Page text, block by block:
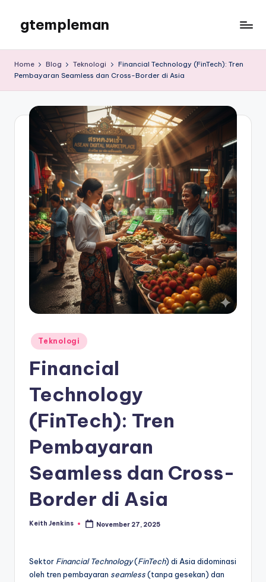
content
gtempleman
Home Blog Teknologi
Financial Technology (FinTech): Tren
Pembayaran Seamless dan Cross-Border di Asia
Posted
in
Teknologi
Financial
Technology
(FinTech): Tren
Pembayaran
Seamless dan Cross-
Border di Asia
Posted
Keith Jenkins November 27, 2025
Sektor Financial Technology(FinTech) di Asia didominasi
oleh tren pembayaran seamless(tanpa gesekan) dan